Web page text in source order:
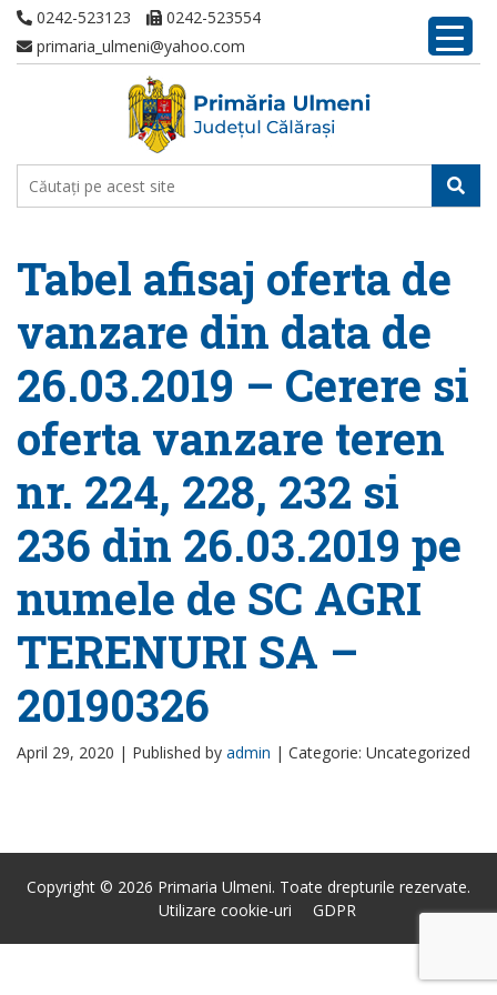
0242-523123
0242-523554
primaria_ulmeni@yahoo.com
Tabel afisaj oferta de
vanzare din data de
26.03.2019 – Cerere si
oferta vanzare teren
nr. 224, 228, 232 si
236 din 26.03.2019 pe
numele de SC AGRI
TERENURI SA –
20190326
April 29, 2020 | Published by admin | Categorie: Uncategorized
Copyright © 2026 Primaria Ulmeni. Toate drepturile rezervate.
Utilizare cookie-uri
GDPR